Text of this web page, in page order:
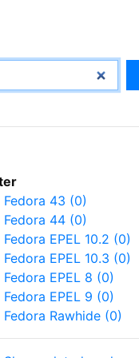
Fedora 43 (0)
Fedora 44 (0)
Fedora EPEL 10.2 (0)
Fedora EPEL 10.3 (0)
Fedora EPEL 8 (0)
Fedora EPEL 9 (0)
Fedora Rawhide (0)